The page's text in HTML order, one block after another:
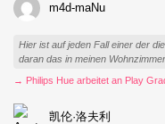
m4d-maNu
Hier ist auf jeden Fall einer der
daran das in meinen
→ Philips Hue arbeitet an Play
凯伦·洛夫利